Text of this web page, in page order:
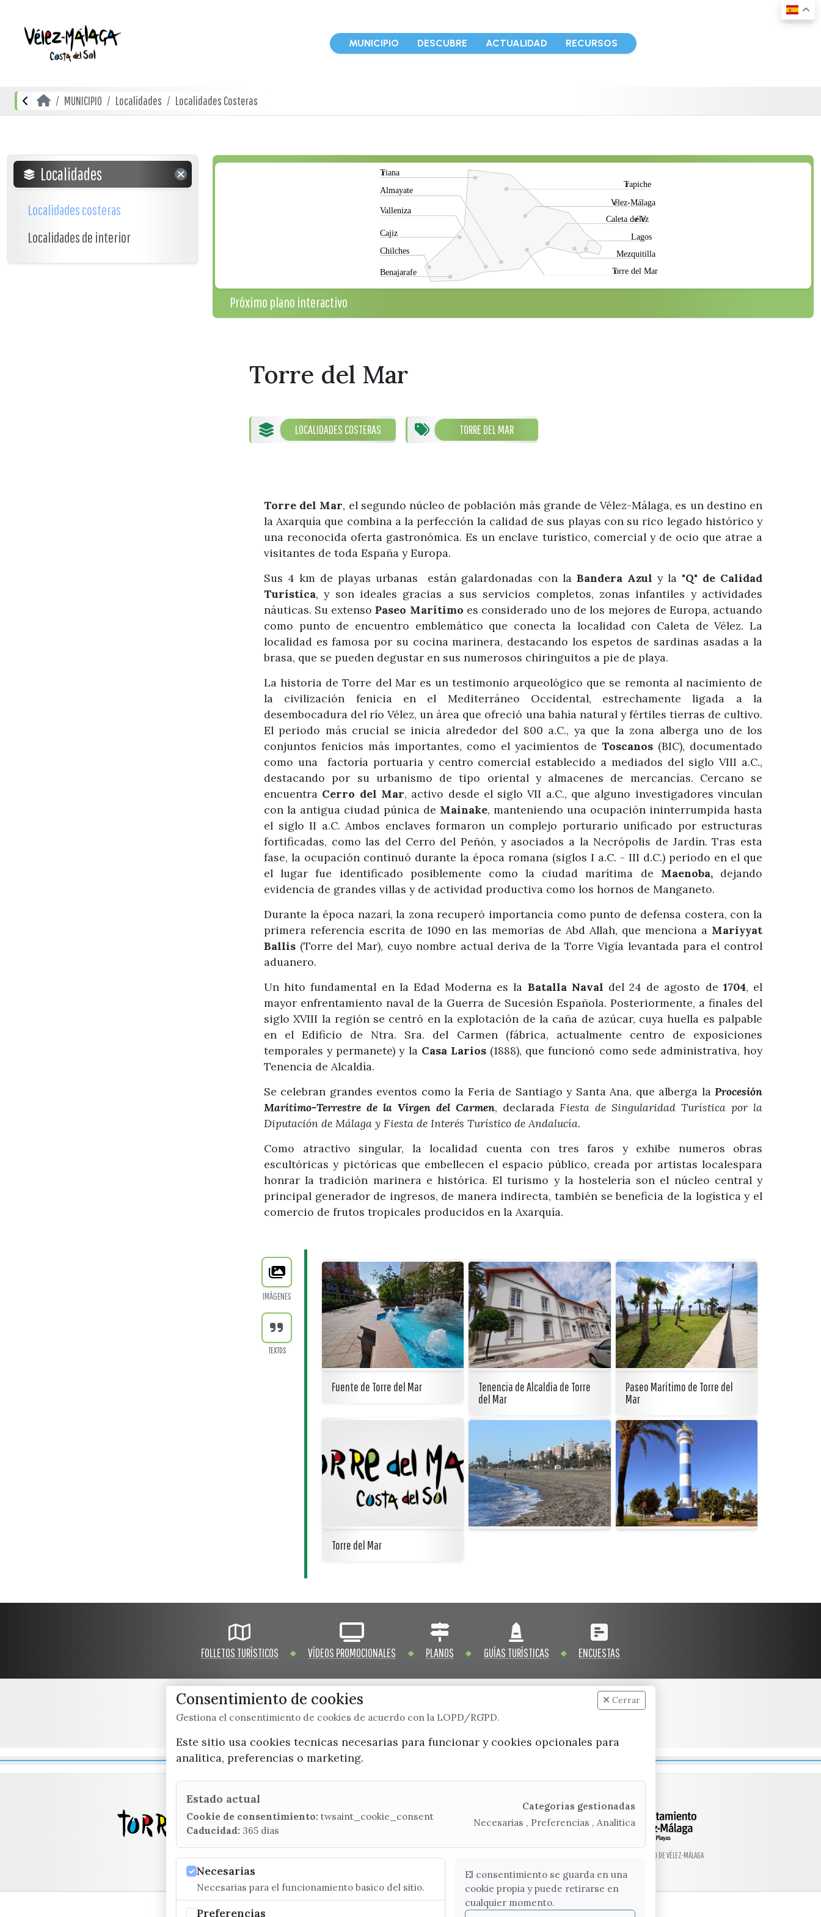
MUNICIPIO DESCUBRE ACTUALIDAD RECURSOS
MUNICIPIO Localidades Localidades Costeras
Localidades
Localidades costeras
Localidades de interior
Próximo plano interactivo
Torre del Mar
LOCALIDADES COSTERAS TORRE DEL MAR
Torre del Mar, el segundo núcleo de población más grande de Vélez-Málaga, es un destino en
la Axarquía que combina a la perfección la calidad de sus playas con su rico legado histórico y
una reconocida oferta gastronómica. Es un enclave turístico, comercial y de ocio que atrae a
visitantes de toda España y Europa.
Sus 4 km de playas urbanas están galardonadas con la Bandera Azul y la "Q" de Calidad
Turística, y son ideales gracias a sus servicios completos, zonas infantiles y actividades
náuticas. Su extensoPaseo Marítimo es considerado uno de los mejores de Europa, actuando
como punto de encuentro emblemático que conecta la localidad con Caleta de Vélez. La
localidad es famosa por su cocina marinera, destacando los espetos de sardinas asadas a la
brasa, que se pueden degustar en sus numerosos chiringuitos a pie de playa.
La historia de Torre del Mar es un testimonio arqueológico que se remonta al nacimiento de
la civilización fenicia en el Mediterráneo Occidental, estrechamente ligada a la
desembocadura del río Vélez, un área que ofreció una bahía natural y fértiles tierras de cultivo.
El periodo más crucial se inicia alrededor del 800 a.C., ya que la zona alberga uno de los
conjuntos fenicios más importantes, como el yacimientos de Toscanos (BIC), documentado
como una factoría portuaria y centro comercial establecido a mediados del siglo VIII a.C.,
destacando por su urbanismo de tipo oriental y almacenes de mercancías. Cercano se
encuentra Cerro del Mar, activo desde el siglo VII a.C., que alguno investigadores vinculan
con la antigua ciudad púnica de Mainake, manteniendo una ocupación ininterrumpida hasta
el siglo II a.C. Ambos enclaves formaron un complejo porturario unificado por estructuras
fortificadas, como las del Cerro del Peñón, y asociados a la Necrópolis de Jardín. Tras esta
fase, la ocupación continuó durante la época romana (siglos I a.C. - III d.C.) periodo en el que
el lugar fue identificado posiblemente como la ciudad marítima de Maenoba,dejando
evidencia de grandes villas y de actividad productiva como los hornos de Manganeto.
Durante la época nazarí, la zona recuperó importancia como punto de defensa costera, con la
primera referencia escrita de 1090 en las memorias de Abd Allah, que menciona a Mariyyat
Ballis (Torre del Mar), cuyo nombre actual deriva de la Torre Vigía levantada para el control
aduanero.
Un hito fundamental en la Edad Moderna es la Batalla Naval del 24 de agosto de 1704, el
mayor enfrentamiento naval de la Guerra de Sucesión Española. Posteriormente, a finales del
siglo XVIII la región se centró en la explotación de la caña de azúcar, cuya huella es palpable
en el Edificio de Ntra. Sra. del Carmen (fábrica, actualmente centro de exposiciones
temporales y permanete) y la Casa Larios(1888), que funcionó como sede administrativa, hoy
Tenencia de Alcaldía.
Se celebran grandes eventos como la Feria de Santiago y Santa Ana, que alberga la Procesión
Marítimo-Terrestre de la Virgen del Carmen, declaradaFiesta de Singularidad Turística por la
Diputación de Málaga y Fiesta de Interés Turístico de Andalucía.
Como atractivo singular, la localidad cuenta con tres faros y exhibe numeros obras
escultóricas y pictóricas que embellecen el espacio público, creada por artistas localespara
honrar la tradición marinera e histórica. El turismo y la hostelería son el núcleo central y
principal generador de ingresos, de manera indirecta, también se beneficia de la logística y el
comercio de frutos tropicales producidos en la Axarquía.
IMÁGENES
TEXTOS
Fuente de Torre del Mar
Tenencia de Alcaldía de Torre
del Mar
Paseo Marítimo de Torre del
Mar
Torre del Mar
FOLLETOS TURÍSTICOS VÍDEOS PROMOCIONALES PLANOS GUÍAS TURÍSTICAS ENCUESTAS
instagram
turismo@velezmalaga.es
C/ Poniente, 2. CP 29740 - Torre del Mar
© EXCMO. AYUNTAMIENTO DE VÉLEZ-MÁLAGA
Consentimiento de cookies
Gestiona el consentimiento de cookies de acuerdo con la LOPD/RGPD.
Cerrar
Este sitio usa cookies tecnicas necesarias para funcionar y cookies opcionales para
analitica, preferencias o marketing.
Estado actual
Cookie de consentimiento: twsaint_cookie_consent
Caducidad: 365 dias
Categorias gestionadas
Necesarias , Preferencias , Analitica
Necesarias
Necesarias para el funcionamiento basico del sitio.
Preferencias
El consentimiento se guarda en una
cookie propia y puede retirarse en
cualquier momento.